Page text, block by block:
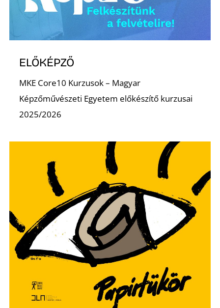
ELŐKÉPZŐ
MKE Core10 Kurzusok – Magyar
Képzőművészeti Egyetem előkészítő kurzusai
2025/2026